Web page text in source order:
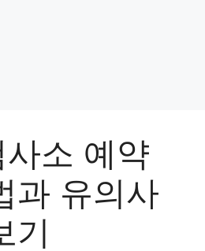
소 예약
과 유의사
기